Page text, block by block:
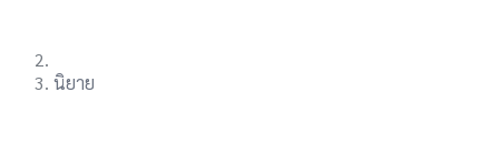
นิยาย